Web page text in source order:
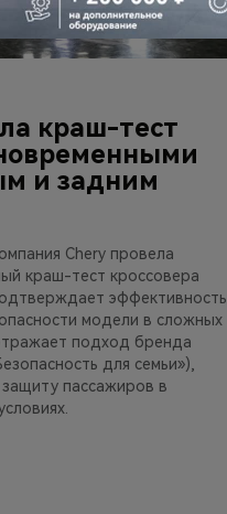
краш-тест
и задним
Chery провела
краш-тест кроссовера
эффективность
модели в сложных
подход бренда
для семьи»),
пассажиров в